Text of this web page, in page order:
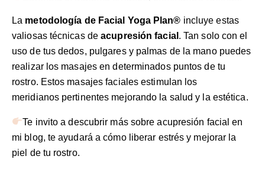
La metodología de Facial Yoga Plan® incluye estas
valiosas técnicas deacupresión facial . Tan solo con el
uso de tus dedos, pulgares y palmas de la mano puedes
realizar los masajes en determinados puntos de tu
rostro. Estos masajes faciales estimulan los
meridianos pertinentes mejorando la salud y la estética.
Te invito a descubrir más sobreacupresión facial en
mi blog, te ayudará a cómo liberar estrés y mejorar la
piel de tu rostro.